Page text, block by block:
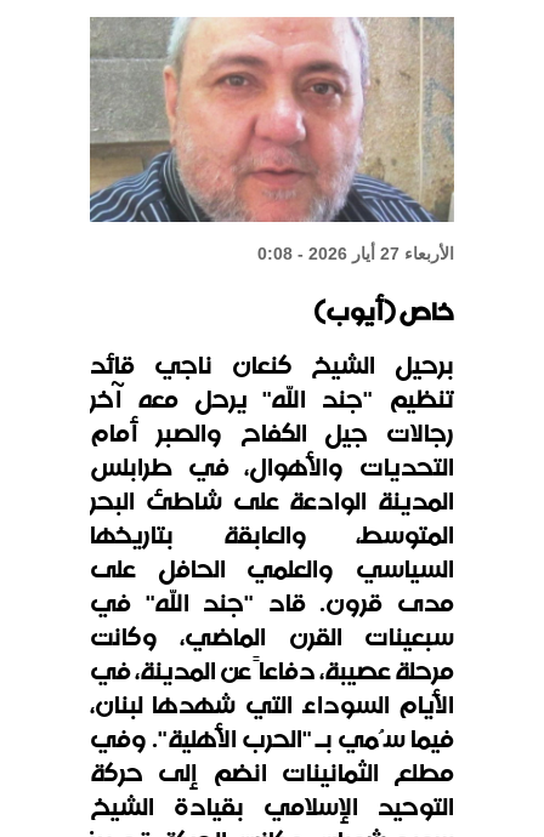
الدولة
واشنطن: المحادثات بين لبنان
وإسرائيل إيجابية
الأربعاء 27 أيار 2026 - 0:08
خاص (أيوب)
برحيل الشيخ كنعان ناجي قائد
تنظيم "جند الله" يرحل معه آخر
رجالات جيل الكفاح والصبر أمام
التحديات والأهوال، في طرابلس
المدينة الوادعة على شاطئ البحر
المتوسط، والعابقة بتاريخها
السياسي والعلمي الحافل على
مدى قرون. قاد "جند الله" في
سبعينات القرن الماضي، وكانت
مرحلة عصيبة، دفاعاً عن المدينة، في
الأيام السوداء التي شهدها لبنان،
فيما سُمي بـ "الحرب الأهلية". وفي
مطلع الثمانينات انضم إلى حركة
التوحيد الإسلامي بقيادة الشيخ